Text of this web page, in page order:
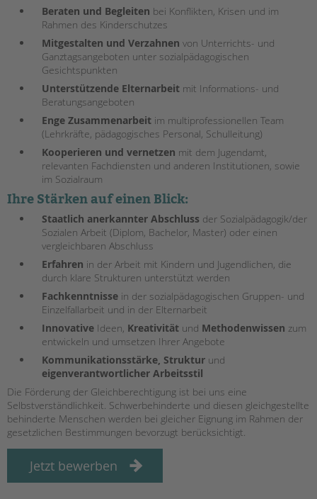
STADTTEILARBEIT
PROFIL | LEITBILD
Bereiche im Überblick
Kinder- und Jugendschutz
Unsere Videos
Gesellschafter VdK
schoolcoach BTL
tandem international
KARRIERE
Stellenangebote
tandem als Arbeitgeberin
NEWS/BLOG
unkuerzbar
Briefe an Kai
PRESSE
Magazin
KONTAKT
Impressum
Datenschutz
Hinweisgebersystem
Intranet
Beraten und Begleiten bei Konflikten, Krisen und im
Rahmen des Kinderschutzes
Mitgestalten und Verzahnen von Unterrichts- und
Ganztagsangeboten unter sozialpädagogischen
Gesichtspunkten
Unterstützende Elternarbeit mit Informations- und
Beratungsangeboten
Enge Zusammenarbeit im multiprofessionellen Team
(Lehrkräfte, pädagogisches Personal, Schulleitung)
Kooperieren und vernetzen mit dem Jugendamt,
relevanten Fachdiensten und anderen Institutionen, sowie
im Sozialraum
Ihre Stärken auf einen Blick:
Staatlich anerkannter Abschluss der Sozialpädagogik/der
Sozialen Arbeit (Diplom, Bachelor, Master) oder einen
vergleichbaren Abschluss
Erfahren in der Arbeit mit Kindern und Jugendlichen, die
durch klare Strukturen unterstützt werden
Fachkenntnisse in der sozialpädagogischen Gruppen- und
Einzelfallarbeit und in der Elternarbeit
Innovative Ideen, Kreativität und Methodenwissen zum
entwickeln und umsetzen Ihrer Angebote
Kommunikationsstärke, Struktur und
eigenverantwortlicher Arbeitsstil
Die Förderung der Gleichberechtigung ist bei uns eine
Selbstverständlichkeit. Schwerbehinderte und diesen gleichgestellte
behinderte Menschen werden bei gleicher Eignung im Rahmen der
gesetzlichen Bestimmungen bevorzugt berücksichtigt.
Jetzt bewerben